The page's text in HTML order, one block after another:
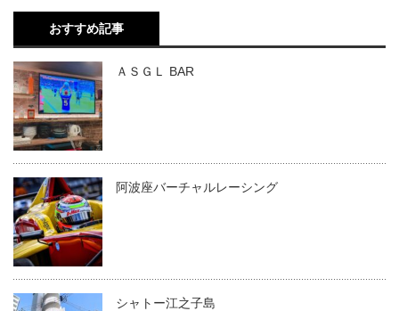
おすすめ記事
ＡＳＧＬ BAR
阿波座バーチャルレーシング
シャトー江之子島